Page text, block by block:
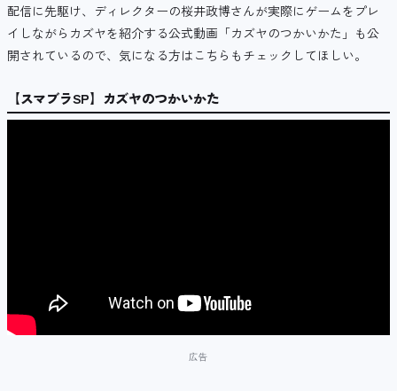
配信に先駆け、ディレクターの桜井政博さんが実際にゲームをプレ
イしながらカズヤを紹介する公式動画「カズヤのつかいかた」も公
開されているので、気になる方はこちらもチェックしてほしい。
【スマブラSP】カズヤのつかいかた